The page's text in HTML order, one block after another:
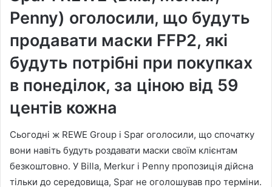
Penny) оголосили, що будуть
продавати маски FFP2, які
будуть потрібні при покупках
в понеділок, за ціною від 59
центів кожна
Сьогодні ж REWE Group і Spar оголосили, що спочатку
вони навіть будуть роздавати маски своїм клієнтам
безкоштовно. У Billa, Merkur і Penny пропозиція дійсна
тільки до середовища, Spar не оголошував про терміни.